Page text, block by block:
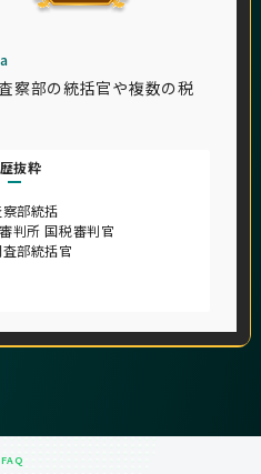
察部の統括官や複数の税
抜粋
部統括
判所 国税審判官
部統括官
FAQ